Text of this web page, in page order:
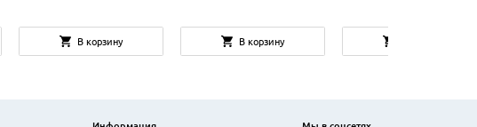
В корзину В корзину